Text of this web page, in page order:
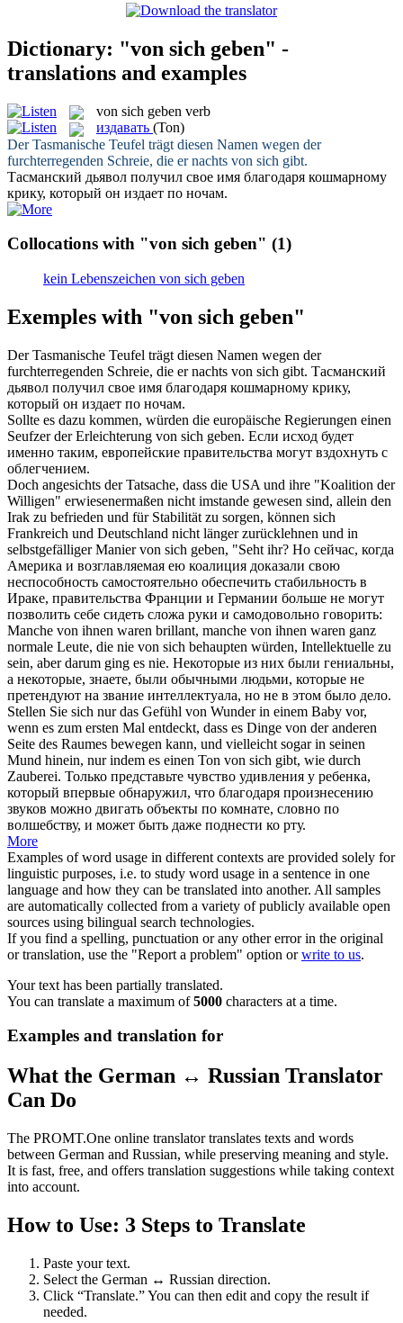
Dictionary: "von sich geben" -
translations and examples
von sich geben verb
издавать (Ton)
Der Tasmanische Teufel trägt diesen Namen wegen der
furchterregenden Schreie, die er nachts von sich gibt.
Тасманский дьявол получил свое имя благодаря кошмарному
крику, который он издает по ночам.
Collocations with "von sich geben" (1)
kein Lebenszeichen von sich geben
Exemples with "von sich geben"
Der Tasmanische Teufel trägt diesen Namen wegen der
furchterregenden Schreie, die er nachts von sich gibt. Тасманский
дьявол получил свое имя благодаря кошмарному крику,
который он издает по ночам.
Sollte es dazu kommen, würden die europäische Regierungen einen
Seufzer der Erleichterung von sich geben. Если исход будет
именно таким, европейские правительства могут вздохнуть с
облегчением.
Doch angesichts der Tatsache, dass die USA und ihre "Koalition der
Willigen" erwiesenermaßen nicht imstande gewesen sind, allein den
Irak zu befrieden und für Stabilität zu sorgen, können sich
Frankreich und Deutschland nicht länger zurücklehnen und in
selbstgefälliger Maniervon sich geben, "Seht ihr? Но сейчас, когда
Америка и возглавляемая ею коалиция доказали свою
неспособность самостоятельно обеспечить стабильность в
Ираке, правительства Франции и Германии больше не могут
позволить себе сидеть сложа руки и самодовольно говорить:
Manche von ihnen waren brillant, manche von ihnen waren ganz
normale Leute, die nie von sich behaupten würden, Intellektuelle zu
sein, aber darum ging es nie. Некоторые из них были гениальны,
а некоторые, знаете, были обычными людьми, которые не
претендуют на звание интеллектуала, но не в этом было дело.
Stellen Sie sich nur das Gefühl von Wunder in einem Baby vor,
wenn es zum ersten Mal entdeckt, dass es Dinge von der anderen
Seite des Raumes bewegen kann, und vielleicht sogar in seinen
Mund hinein, nur indem es einen Ton von sich gibt, wie durch
Zauberei. Только представьте чувство удивления у ребенка,
который впервые обнаружил, что благодаря произнесению
звуков можно двигать объекты по комнате, словно по
волшебству, и может быть даже поднести ко рту.
More
Examples of word usage in different contexts are provided solely for
linguistic purposes, i.e. to study word usage in a sentence in one
language and how they can be translated into another. All samples
are automatically collected from a variety of publicly available open
sources using bilingual search technologies.
If you find a spelling, punctuation or any other error in the original
or translation, use the "Report a problem" option orwrite to us.
Your text has been partially translated.
You can translate a maximum of5000 characters at a time.
Examples and translation for
What the German ↔ Russian Translator
Can Do
The PROMT.One online translator translates texts and words
between German and Russian, while preserving meaning and style.
It is fast, free, and offers translation suggestions while taking context
into account.
How to Use: 3 Steps to Translate
Paste your text.
Select the German ↔ Russian direction.
Click “Translate.” You can then edit and copy the result if
needed.